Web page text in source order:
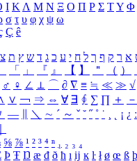
Ι ΚΛ Μ Ν Ξ Ο Π Ρ Σ ΤΥ Φ
σ τ υ φ χ ψ ω
Ç ê
א ר ק ף ך ל ח י ע כ ג ד ש ץ ת צ
「 」 『 』 【 】 ＂ （ ）
♂ ♀ ∠ ⊥ ⌒ ∂ ∇ ≡ ≒ ≪ ≫ √
∨ ￢ ⇒ ⇔ ∀ ∃ ∮ ∑ ∏ ＋ －
― ＼ ∼ ´ ～ ˇ ˘ ˝ ˚ ˙ ¸ ¡ ¿ ː
⅝ ⅞ ¹ ² ³ ⁴ ⁿ ₁ ₂ ₃ ₄
Þ Ŧ Ŋ æ đ ð ħ ı ĳ ĸ ŀ ł ø œ ß þ